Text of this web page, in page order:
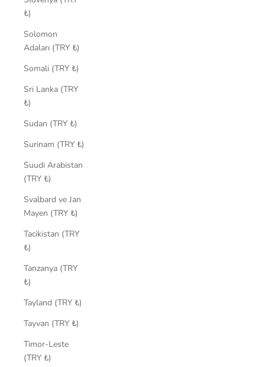
₺)
Solomon
Adaları (TRY ₺)
Somali (TRY ₺)
Sri Lanka (TRY
₺)
Sudan (TRY ₺)
Surinam (TRY ₺)
Suudi Arabistan
(TRY ₺)
Svalbard ve Jan
Mayen (TRY ₺)
Tacikistan (TRY
₺)
Tanzanya (TRY
₺)
Tayland (TRY ₺)
Tayvan (TRY ₺)
Timor-Leste
(TRY ₺)